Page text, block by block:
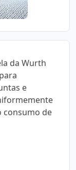
da Wurth
e
consumo de